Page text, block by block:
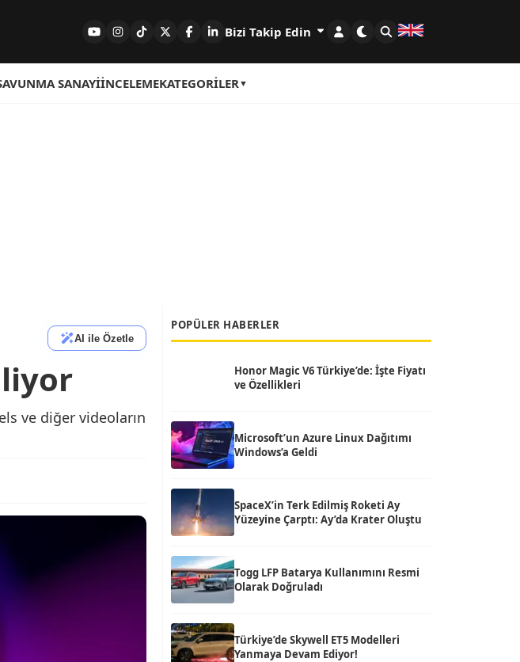
Bizi Takip Edin
SANAYIİNCELEMEKATEGORILER
AI ile Özetle
ve diğer videoların
POPÜLER HABERLER
Honor Magic V6 Türkiye’de: İşte Fiyatı
ve Özellikleri
Microsoft’un Azure Linux Dağıtımı
Windows’a Geldi
SpaceX’in Terk Edilmiş Roketi Ay
Yüzeyine Çarptı: Ay’da Krater Oluştu
Togg LFP Batarya Kullanımını Resmi
Olarak Doğruladı
Türkiye’de Skywell ET5 Modelleri
Yanmaya Devam Ediyor!